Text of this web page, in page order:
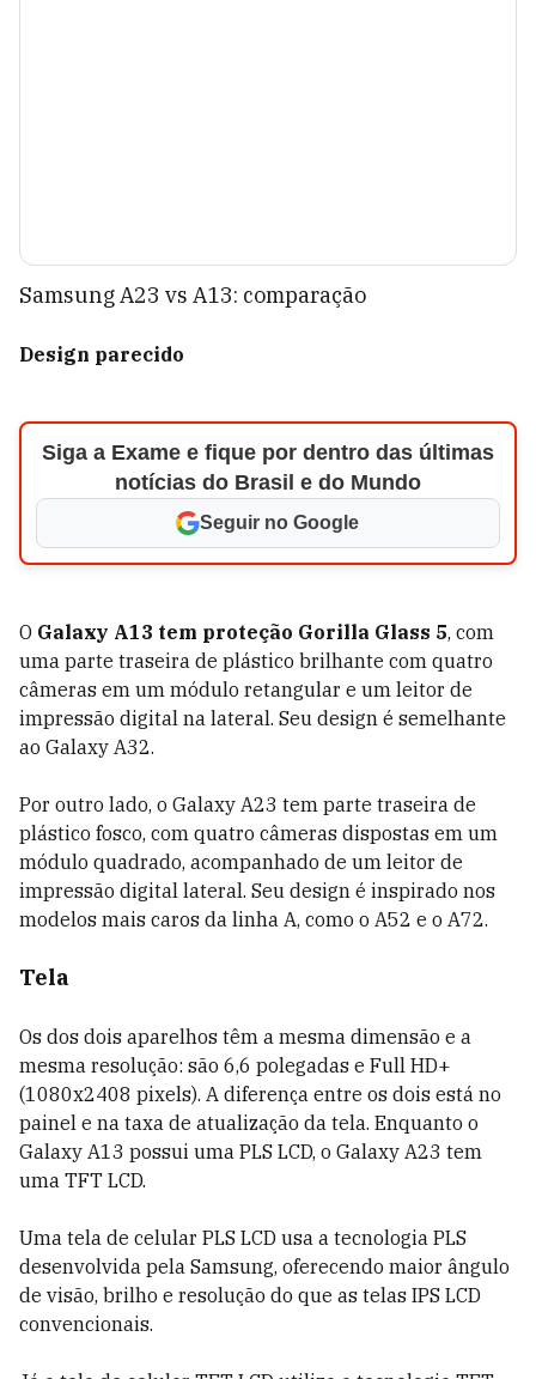
Samsung A23 vs A13: comparação
Design parecido
Siga a Exame e fique por dentro das últimas
notícias do Brasil e do Mundo
Seguir no Google
O Galaxy A13 tem proteção Gorilla Glass 5, com
uma parte traseira de plástico brilhante com quatro
câmeras em um módulo retangular e um leitor de
impressão digital na lateral. Seu design é semelhante
ao Galaxy A32.
Por outro lado, o Galaxy A23 tem parte traseira de
plástico fosco, com quatro câmeras dispostas em um
módulo quadrado, acompanhado de um leitor de
impressão digital lateral. Seu design é inspirado nos
modelos mais caros da linha A, como o A52 e o A72.
Tela
Os dos dois aparelhos têm a mesma dimensão e a
mesma resolução: são 6,6 polegadas e Full HD+
(1080x2408 pixels). A diferença entre os dois está no
painel e na taxa de atualização da tela. Enquanto o
Galaxy A13 possui uma PLS LCD, o Galaxy A23 tem
uma TFT LCD.
Uma tela de celular PLS LCD usa a tecnologia PLS
desenvolvida pela Samsung, oferecendo maior ângulo
de visão, brilho e resolução do que as telas IPS LCD
convencionais.